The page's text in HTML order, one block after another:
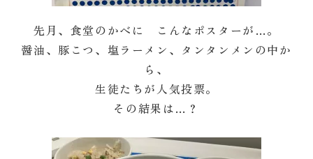
先月、食堂のかべに こんなポスターが…。
醤油、豚こつ、塩ラーメン、タンタンメンの中か
ら、
生徒たちが人気投票。
その結果は…？